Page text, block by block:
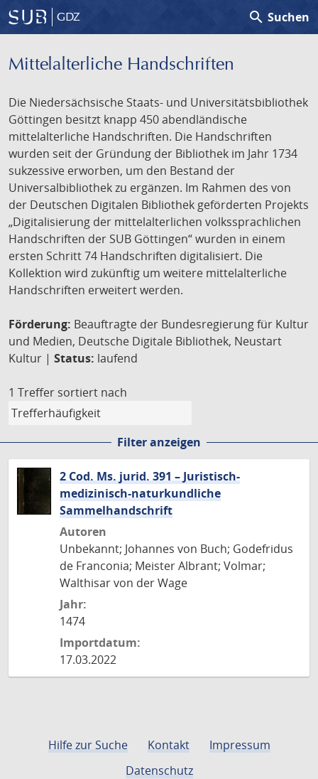
GDZ search Suchen
Mittelalterliche Handschriften
Die Niedersächsische Staats- und Universitätsbibliothek
Göttingen besitzt knapp 450 abendländische
mittelalterliche Handschriften. Die Handschriften
wurden seit der Gründung der Bibliothek im Jahr 1734
sukzessive erworben, um den Bestand der
Universalbibliothek zu ergänzen. Im Rahmen des von
der Deutschen Digitalen Bibliothek geförderten Projekts
„Digitalisierung der mittelalterlichen volkssprachlichen
Handschriften der SUB Göttingen“ wurden in einem
ersten Schritt 74 Handschriften digitalisiert. Die
Kollektion wird zukünftig um weitere mittelalterliche
Handschriften erweitert werden.
Förderung: Beauftragte der Bundesregierung für Kultur
und Medien, Deutsche Digitale Bibliothek, Neustart
Kultur | Status: laufend
1 Treffer sortiert nach
Filter anzeigen
2 Cod. Ms. jurid. 391 – Juristisch-
medizinisch-naturkundliche
Sammelhandschrift
Autoren
Unbekannt; Johannes von Buch; Godefridus
de Franconia; Meister Albrant; Volmar;
Walthisar von der Wage
Jahr:
1474
Importdatum:
17.03.2022
Hilfe zur Suche Kontakt
Impressum
Datenschutz